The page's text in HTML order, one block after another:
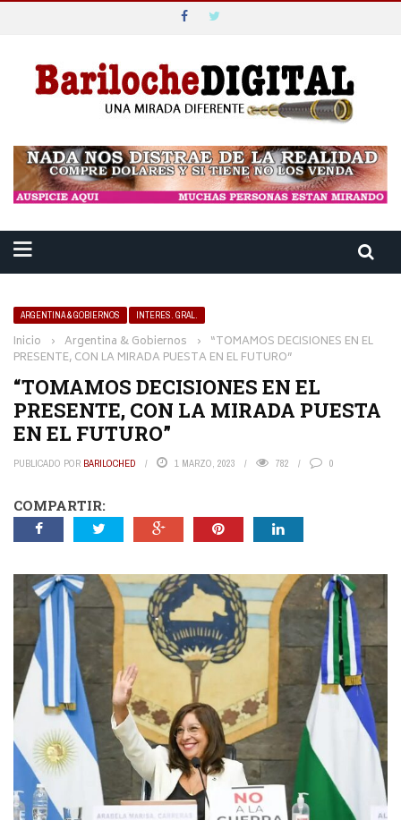
ARGENTINA & GOBIERNOS INTERES. GRAL.
Inicio › Argentina & Gobiernos › “TOMAMOS DECISIONES EN EL
PRESENTE, CON LA MIRADA PUESTA EN EL FUTURO”
“TOMAMOS DECISIONES EN EL
PRESENTE, CON LA MIRADA PUESTA
EN EL FUTURO”
PUBLICADO POR BARILOCHED 1 MARZO, 2023 782 0
COMPARTIR: